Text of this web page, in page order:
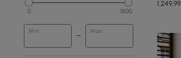
0 1500
Min Max
1.249,99